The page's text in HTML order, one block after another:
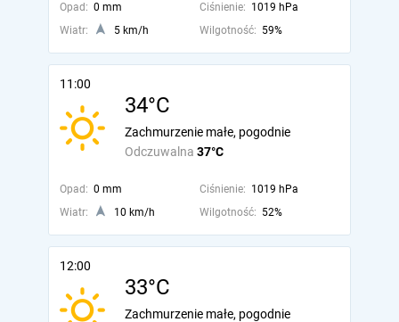
Opad: 0 mm Ciśnienie: 1019 hPa
Wiatr:
5 km/h Wilgotność: 59%
11:00
34°C
Odczuwalna 37°C
Zachmurzenie małe, pogodnie
Opad: 0 mm Ciśnienie: 1019 hPa
Wiatr:
10 km/h Wilgotność: 52%
12:00
33°C
Zachmurzenie małe, pogodnie